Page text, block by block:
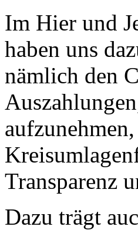
Im Hier und
haben uns
nämlich den
Transparenz
Dazu trägt